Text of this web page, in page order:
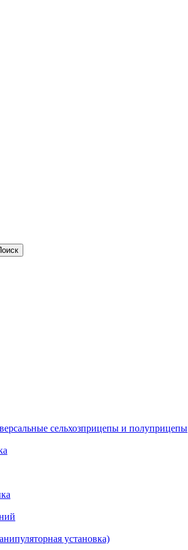
сельхозприцепы и полуприцепы
установка)